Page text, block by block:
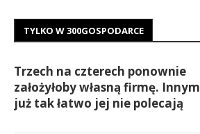
TYLKO W 300GOSPODARCE
Trzech na czterech ponownie
założyłoby własną firmę. Innym
już tak łatwo jej nie polecają